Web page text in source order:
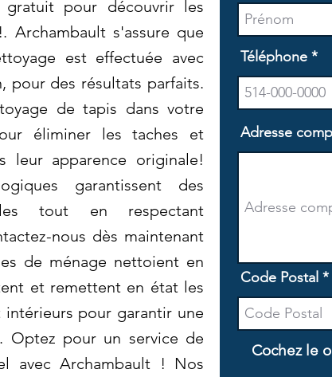
gratuit pour découvrir les
Archambault s'assure que
est effectuée avec
pour des résultats parfaits.
de tapis dans votre
éliminer les taches et
leur apparence originale!
garantissent des
tout en respectant
nous dès maintenant
de ménage nettoient en
et remettent en état les
intérieurs pour garantir une
Optez pour un service de
avec Archambault ! Nos
Téléphone
Adresse
Code Postal
Cochez le